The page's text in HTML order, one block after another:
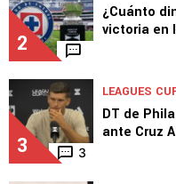
2
¿Cuánto
victoria en
3 3
LEAGUES
DT de
ante Cruz